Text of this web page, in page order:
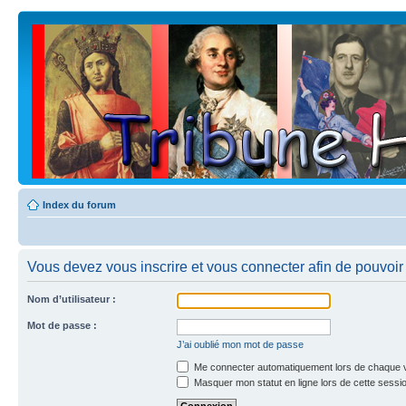
Index du forum
Vous devez vous inscrire et vous connecter afin de
Nom d’utilisateur :
Mot de passe :
J’ai oublié mon mot de passe
Me connecter automatiquement lors de chaque
Masquer mon statut en ligne lors de cette